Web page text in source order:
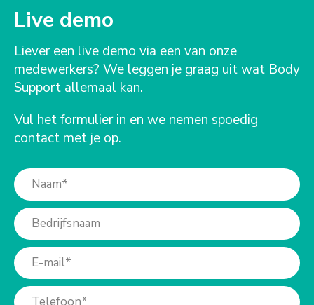
Live demo
Liever een live demo via een van onze
medewerkers? We leggen je graag uit wat Body
Support allemaal kan.
Vul het formulier in en we nemen spoedig
contact met je op.